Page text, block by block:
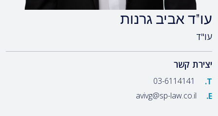
עו"ד אביב גרנות
עו"ד
יצירת קשר
T.
03-6114141
E.
avivg@sp-law.co.il